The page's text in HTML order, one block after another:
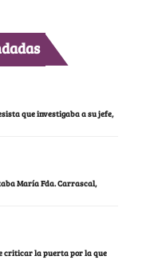
que investigaba a su jefe,
María Fda. Carrascal,
criticar la puerta por la que